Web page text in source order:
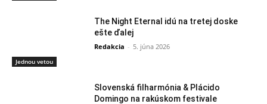
Jednou vetou
The Night Eternal idú na tretej doske
ešte ďalej
Redakcia - 5. júna 2026
Slovenská filharmónia & Plácido
Domingo na rakúskom festivale